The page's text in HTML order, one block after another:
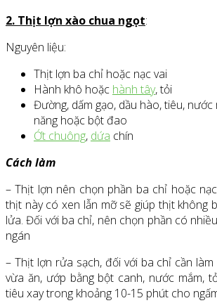
2. Thịt lợn xào chua ngọt:
Nguyên liệu:
Thịt lợn ba chỉ hoặc nạc vai
Hành khô hoặc hành tây, tỏi
Đường, dấm gạo, dầu hào, tiêu, nước
năng hoặc bột đao
Ớt chuông, dứa chín
Cách làm
– Thịt lợn nên chọn phần ba chỉ hoặc
thịt này có xen lẫn mỡ sẽ giúp thịt không
lửa. Đối với ba chỉ, nên chọn phần có
ngán
– Thịt lợn rửa sạch, đối với ba chỉ cần
vừa ăn, ướp bằng bột canh, nước mắm,
tiêu xay trong khoảng 10-15 phút cho